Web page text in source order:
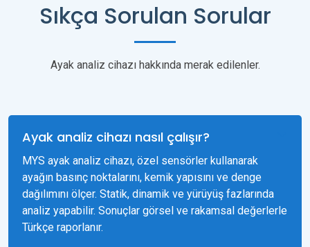
Sıkça Sorulan Sorular
Ayak analiz cihazı hakkında merak edilenler.
Ayak analiz cihazı nasıl çalışır?
MYS ayak analiz cihazı, özel sensörler kullanarak
ayağın basınç noktalarını, kemik yapısını ve denge
dağılımını ölçer. Statik, dinamik ve yürüyüş fazlarında
analiz yapabilir. Sonuçlar görsel ve rakamsal değerlerle
Türkçe raporlanır.